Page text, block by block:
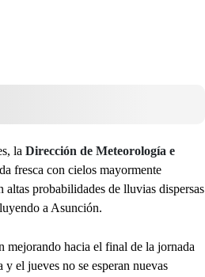
la Dirección de Meteorología e
fresca con cielos mayormente
probabilidades de lluvias dispersas
a Asunción.
mejorando hacia el final de la jornada
el jueves no se esperan nuevas